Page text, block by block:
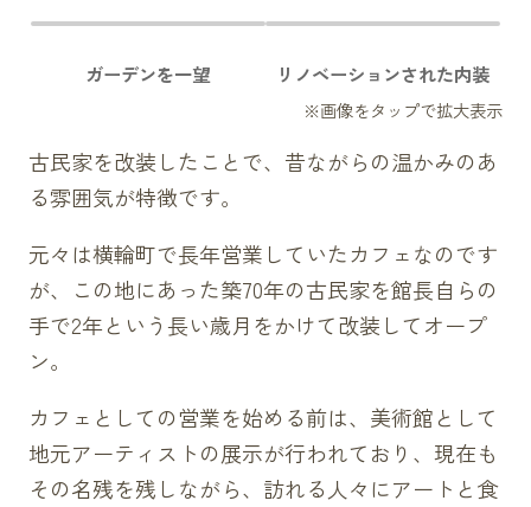
ガーデンを一望 リノベーションされた内装
古民家を改装したことで、昔ながらの温かみのあ
る雰囲気が特徴です。
元々は横輪町で長年営業していたカフェなのです
が、この地にあった築70年の古民家を館長自らの
手で2年という長い歳月をかけて改装してオープ
ン。
カフェとしての営業を始める前は、美術館として
地元アーティストの展示が行われており、現在も
その名残を残しながら、訪れる人々にアートと食